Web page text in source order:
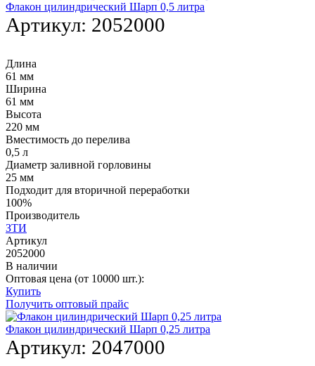
Флакон цилиндрический Шарп 0,5 литра
Артикул: 2052000
Длина
61 мм
Ширина
61 мм
Высота
220 мм
Вместимость до перелива
0,5 л
Диаметр заливной горловины
25 мм
Подходит для вторичной переработки
100%
Производитель
ЗТИ
Артикул
2052000
В наличии
Оптовая цена (от 10000 шт.):
Купить
Получить оптовый прайс
Флакон цилиндрический Шарп 0,25 литра
Артикул: 2047000